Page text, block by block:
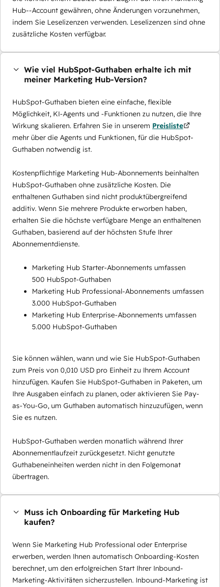
Hub--Account gewähren, ohne Änderungen vorzunehmen,
indem Sie Leselizenzen verwenden. Leselizenzen sind ohne
zusätzliche Kosten verfügbar.
Wie viel HubSpot-Guthaben erhalte ich mit
meiner Marketing Hub-Version?
HubSpot-Guthaben bieten eine einfache, flexible
Möglichkeit, KI-Agents und -Funktionen zu nutzen, die Ihre
Wirkung skalieren. Erfahren Sie in unserem Preisliste
mehr über die Agents und Funktionen, für die HubSpot-
Guthaben notwendig ist.
Kostenpflichtige Marketing Hub-Abonnements beinhalten
HubSpot-Guthaben ohne zusätzliche Kosten. Die
enthaltenen Guthaben sind nicht produktübergreifend
additiv. Wenn Sie mehrere Produkte erworben haben,
erhalten Sie die höchste verfügbare Menge an enthaltenen
Guthaben, basierend auf der höchsten Stufe Ihrer
Abonnementdienste.
Marketing Hub Starter-Abonnements umfassen
500 HubSpot-Guthaben
Marketing Hub Professional-Abonnements umfassen
3.000 HubSpot-Guthaben
Marketing Hub Enterprise-Abonnements umfassen
5.000 HubSpot-Guthaben
Sie können wählen, wann und wie Sie HubSpot-Guthaben
zum Preis von 0,010 USD pro Einheit zu Ihrem Account
hinzufügen. Kaufen Sie HubSpot-Guthaben in Paketen, um
Ihre Ausgaben einfach zu planen, oder aktivieren Sie Pay-
as-You-Go, um Guthaben automatisch hinzuzufügen, wenn
Sie es nutzen.
HubSpot-Guthaben werden monatlich während Ihrer
Abonnementlaufzeit zurückgesetzt. Nicht genutzte
Guthabeneinheiten werden nicht in den Folgemonat
übertragen.
Muss ich Onboarding für Marketing Hub
kaufen?
Wenn Sie Marketing Hub Professional oder Enterprise
erwerben, werden Ihnen automatisch Onboarding-Kosten
berechnet, um den erfolgreichen Start Ihrer Inbound-
Marketing-Aktivitäten sicherzustellen. Inbound-Marketing ist